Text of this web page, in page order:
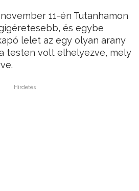
11-én Tutanhamon
és egybe
lelet az egy olyan arany
testen volt elhelyezve, mely
Hirdetés